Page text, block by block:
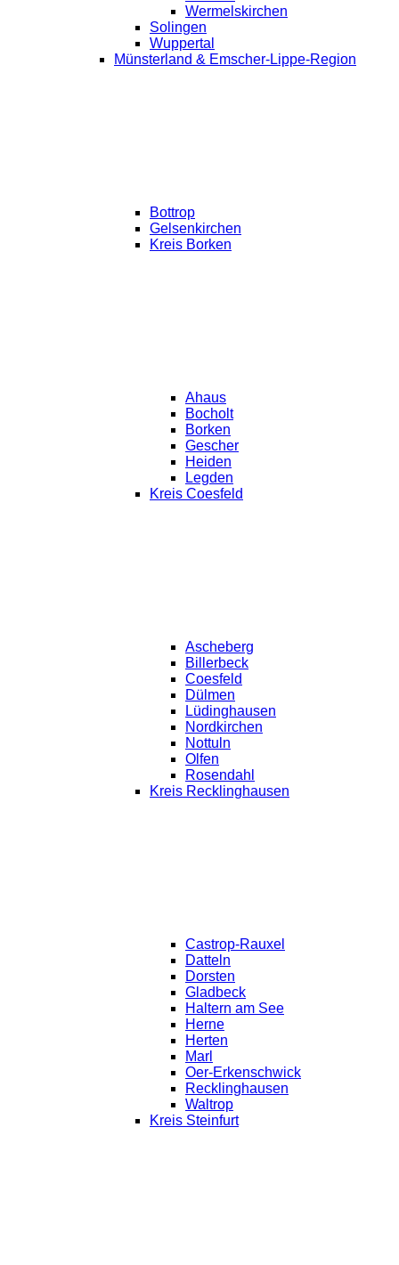
Wermelskirchen
Solingen
Wuppertal
Münsterland & Emscher-Lippe-Region
Bottrop
Gelsenkirchen
Kreis Borken
Ahaus
Bocholt
Borken
Gescher
Heiden
Legden
Kreis Coesfeld
Ascheberg
Billerbeck
Coesfeld
Dülmen
Lüdinghausen
Nordkirchen
Nottuln
Olfen
Rosendahl
Kreis Recklinghausen
Castrop-Rauxel
Datteln
Dorsten
Gladbeck
Haltern am See
Herne
Herten
Marl
Oer-Erkenschwick
Recklinghausen
Waltrop
Kreis Steinfurt